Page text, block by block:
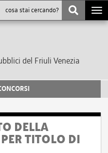
del Friuli Venezia
DELLA
TITOLO DI